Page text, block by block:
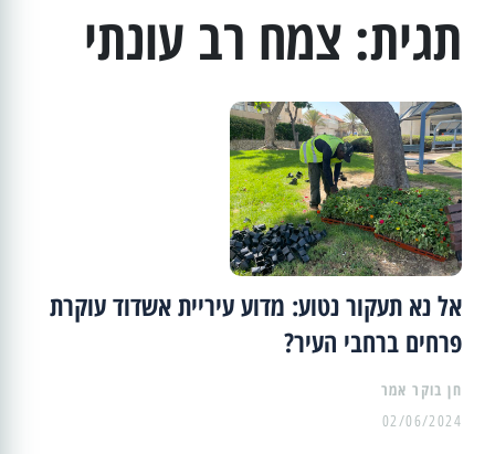
תגית: צמח רב עונתי
אל נא תעקור נטוע: מדוע עיריית אשדוד עוקרת
פרחים ברחבי העיר?
02/06/2024